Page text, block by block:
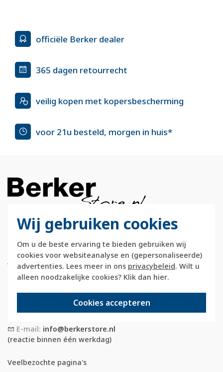
Wij gebruiken cookies
Om u de beste ervaring te bieden gebruiken wij
cookies voor websiteanalyse en (gepersonaliseerde)
advertenties. Lees meer in ons privacybeleid. Wilt u
alleen noodzakelijke cookies? Klik dan hier.
Cookies accepteren
officiële Berker dealer
365 dagen retourrecht
veilig kopen met kopersbescherming
voor 21u besteld, morgen in huis*
Berkerstore.nl is onderdeel van e-Stores
International B.V. en geen webwinkel of
onderdeel van Hager
Vertriebsgesellschaft GmbH & Co. KG.
E-mail: info@berkerstore.nl
(reactie binnen één werkdag)
Veelbezochte pagina's